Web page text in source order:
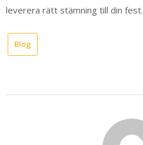
leverera rätt stämning till din fest.
Blog